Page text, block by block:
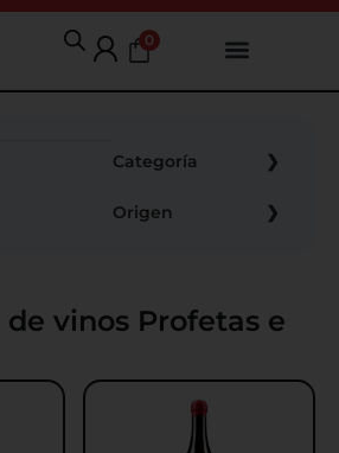
0
Categoría
Origen
vinos Profetas e